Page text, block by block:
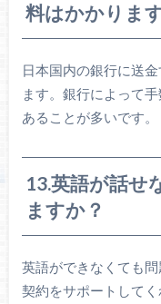
料はかかりま
日本国内の銀行に送
ます。銀行によって
あることが多いです。
13.英語が話せ
ますか？
英語ができなくても
契約をサポートして